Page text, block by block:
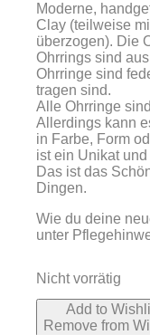
Moderne,
Clay (teilweise
überzogen). Die
Ohrrings sind
Ohrringe sind
tragen sind.
Alle Ohrringe
Allerdings kann
in Farbe, Form
ist ein Unikat
Das ist das
Dingen.
Wie du deine
unter
Nicht vorrätig
Add to
Remove from